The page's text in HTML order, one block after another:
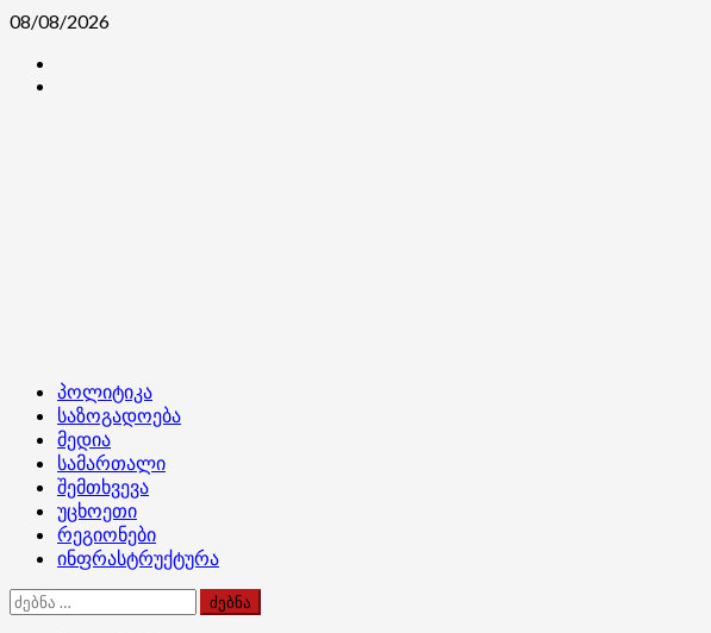
Skip
content
08/08/2026
Primary
Menu
პოლიტიკა
საზოგადოება
მედია
სამართალი
შემთხვევა
უცხოეთი
რეგიონები
ინფრასტრუქტურა
ძებნა: